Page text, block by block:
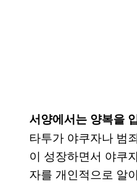
서양에서는 양복을
타투가 야쿠자나 범
이 성장하면서 야쿠
자를 개인적으로 알